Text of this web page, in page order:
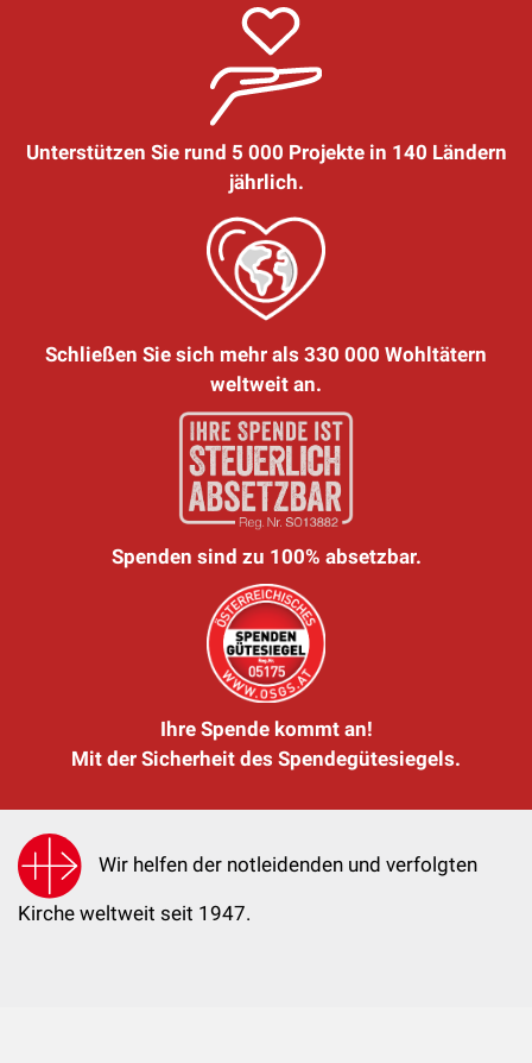
Unterstützen Sie rund 5 000 Projekte in 140 Ländern
jährlich.
Schließen Sie sich mehr als 330 000 Wohltätern
weltweit an.
Spenden sind zu 100% absetzbar.
Ihre Spende kommt an!
Mit der Sicherheit des Spendegütesiegels.
Wir helfen der notleidenden und verfolgten
Kirche weltweit seit 1947.